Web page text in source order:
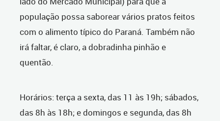
população possa saborear vários pratos feitos
com o alimento típico do Paraná. Também não
irá faltar, é claro, a dobradinha pinhão e
quentão.
Horários: terça a sexta, das 11 às 19h; sábados,
das 8h às 18h; e domingos e segunda, das 8h